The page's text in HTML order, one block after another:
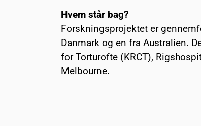
Hvem står bag?
Forskningsprojektet er
Danmark og en fra Australien.
for Torturofte (KRCT),
Melbourne.